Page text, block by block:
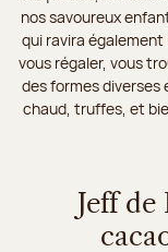
nos savoureux
qui ravira
vous régaler, vous
des formes
chaud, truffes, et
Jeff